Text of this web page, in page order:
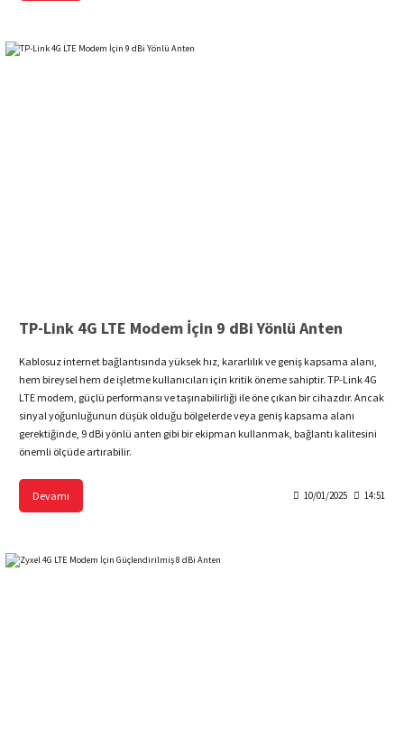
TP-Link 4G LTE Modem İçin 9 dBi Yönlü Anten
Kablosuz internet bağlantısında yüksek hız, kararlılık ve geniş kapsama alanı,
hem bireysel hem de işletme kullanıcıları için kritik öneme sahiptir. TP-Link 4G
LTE modem, güçlü performansı ve taşınabilirliği ile öne çıkan bir cihazdır. Ancak
sinyal yoğunluğunun düşük olduğu bölgelerde veya geniş kapsama alanı
gerektiğinde, 9 dBi yönlü anten gibi bir ekipman kullanmak, bağlantı kalitesini
önemli ölçüde artırabilir.
Devamı 10/01/2025 14:51